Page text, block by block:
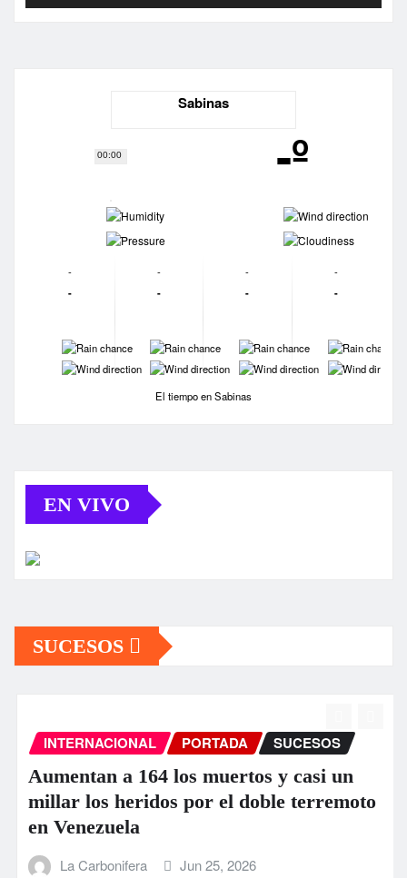
00:00
Sabinas
-º
-
-
-
-
-
-
-
-
-
-
-
-
-
-
-
-
-
-
-
-
El tiempo en Sabinas
EN VIVO
SUCESOS
INTERNACIONAL PORTADA SUCESOS
Aumentan a 164 los muertos y casi un
millar los heridos por el doble terremoto
en Venezuela
La Carbonifera Jun 25, 2026